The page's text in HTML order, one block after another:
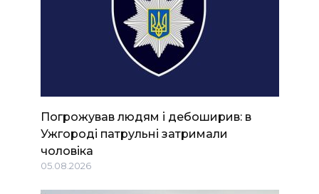
Погрожував людям і дебоширив: в
Ужгороді патрульні затримали
чоловіка
05.08.2026